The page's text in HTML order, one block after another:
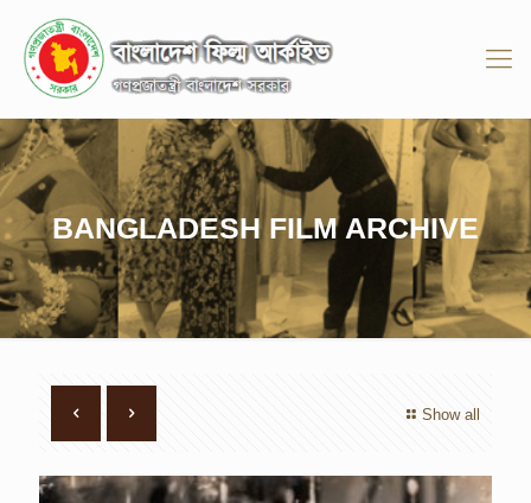
BANGLADESH FILM ARCHIVE
Show all